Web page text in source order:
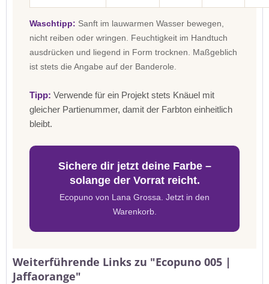
Waschtipp: Sanft im lauwarmen Wasser bewegen,
nicht reiben oder wringen. Feuchtigkeit im Handtuch
ausdrücken und liegend in Form trocknen. Maßgeblich
ist stets die Angabe auf der Banderole.
Tipp: Verwende für ein Projekt stets Knäuel mit
gleicher Partienummer, damit der Farbton einheitlich
bleibt.
Sichere dir jetzt deine Farbe –
solange der Vorrat reicht.
Ecopuno von Lana Grossa. Jetzt in den
Warenkorb.
Weiterführende Links zu "Ecopuno 005 |
Jaffaorange"